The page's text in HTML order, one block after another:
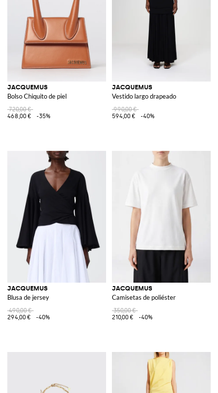
JACQUEMUS
Bolso Chiquito de piel
720,00 €
468,00 €
-35%
JACQUEMUS
Vestido largo drapeado
990,00 €
594,00 €
-40%
JACQUEMUS
Blusa de jersey
490,00 €
294,00 €
-40%
JACQUEMUS
Camisetas de poliéster
350,00 €
210,00 €
-40%